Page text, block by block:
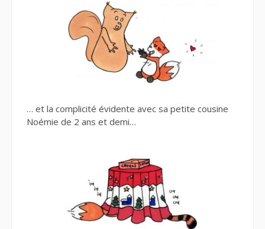
… et la complicité évidente avec sa petite cousine
Noémie de 2 ans et demi…